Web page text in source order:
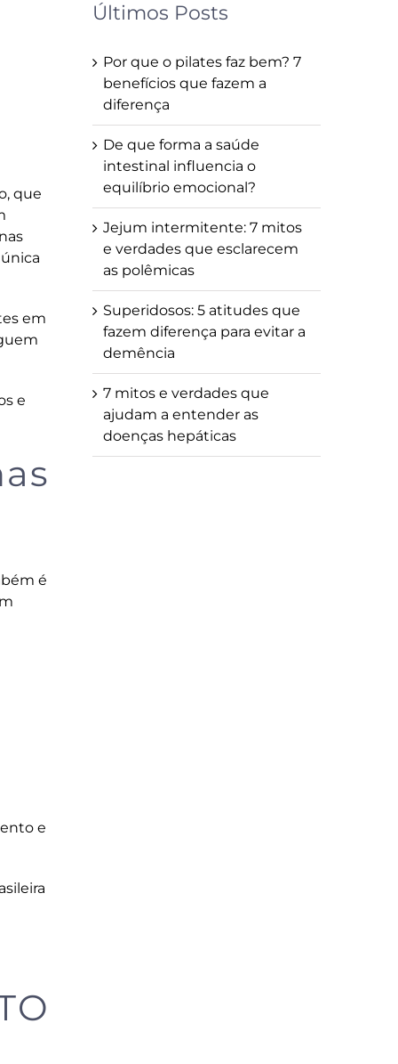
que
em
e
é
e
Últimos Posts
Por que o pilates faz bem? 7
benefícios que fazem a
diferença
De que forma a saúde
intestinal influencia o
equilíbrio emocional?
Jejum intermitente: 7 mitos
e verdades que esclarecem
as polêmicas
Superidosos: 5 atitudes que
fazem diferença para evitar a
demência
7 mitos e verdades que
ajudam a entender as
doenças hepáticas